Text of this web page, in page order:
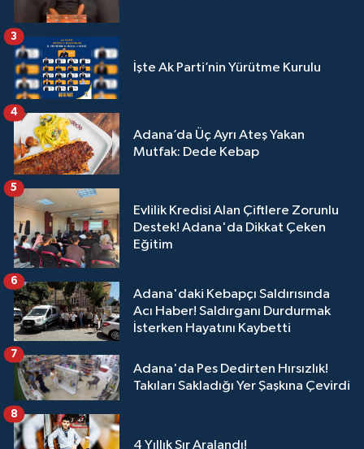
İşte Ak Parti’nin Yürütme Kurulu
3
Adana’da Üç Ayrı Ateş Yakan
Mutfak: Dede Kebap
4
Evlilik Kredisi Alan Çiftlere Zorunlu
Destek! Adana'da Dikkat Çeken
Eğitim
5
Adana'daki Kebapçı Saldırısında
Acı Haber! Saldırganı Durdurmak
İsterken Hayatını Kaybetti
6
Adana'da Pes Dedirten Hırsızlık!
Takıları Sakladığı Yer Şaşkına Çevirdi
7
4 Yıllık Sır Aralandı!
8